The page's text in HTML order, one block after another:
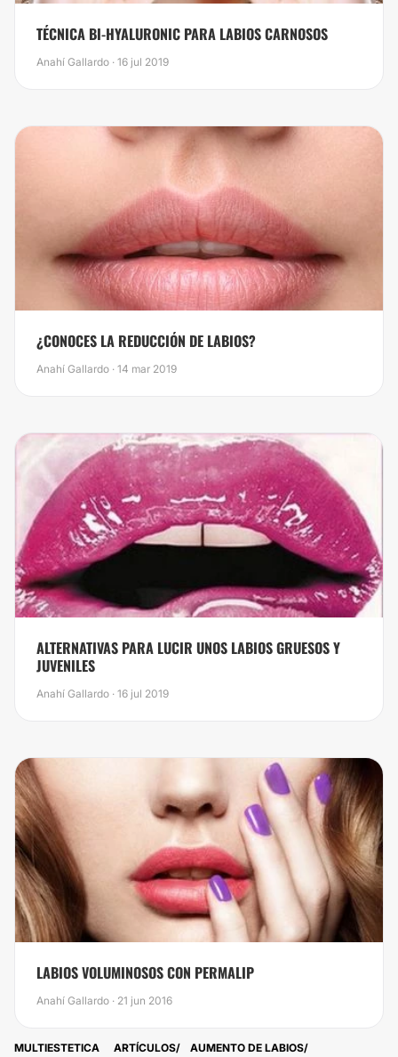
TÉCNICA BI-HYALURONIC PARA LABIOS CARNOSOS
Anahí Gallardo · 16 jul 2019
¿CONOCES LA REDUCCIÓN DE LABIOS?
Anahí Gallardo · 14 mar 2019
ALTERNATIVAS PARA LUCIR UNOS LABIOS GRUESOS Y
JUVENILES
Anahí Gallardo · 16 jul 2019
LABIOS VOLUMINOSOS CON PERMALIP
Anahí Gallardo · 21 jun 2016
MULTIESTETICA ARTÍCULOS
AUMENTO DE LABIOS